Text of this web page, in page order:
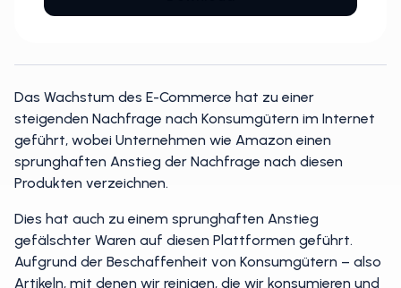
Das Wachstum des E-Commerce hat zu einer
steigenden Nachfrage nach Konsumgütern im Internet
geführt, wobei Unternehmen wie Amazon einen
sprunghaften Anstieg der Nachfrage nach diesen
Dies hat auch zu einem sprunghaften Anstieg
gefälschter Waren auf diesen Plattformen geführt.
Aufgrund der Beschaffenheit von Konsumgütern – also